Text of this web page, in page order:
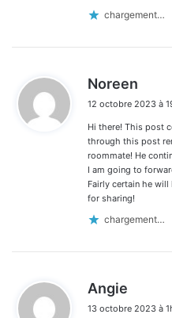
chargement…
Noreen
t
12 octobre 2023 à
Hi there! This post
through this post
roommate! He
I am going to
Fairly certain he
for sharing!
chargement…
Angie
t
13 octobre 2023 à